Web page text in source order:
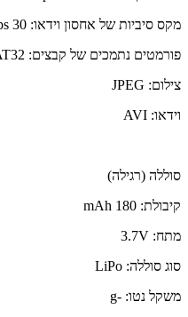
מקס סיביות של אחסון וידאו: 30 Mbps
פורמטים נתמכים של קבצים: FAT32
צילום: JPEG
וידאו: AVI
סוללה (רגילה)
קיבולת: 180 mAh
מתח: 3.7V
סוג סוללה: LiPo
משקל נטו: -g